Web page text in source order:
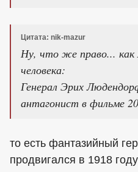
Цитата: nik-mazur
Ну, что же право...
человека:
Генерал Эрих
антагонист в фильме
то есть фантазийный
продвигался в 1918